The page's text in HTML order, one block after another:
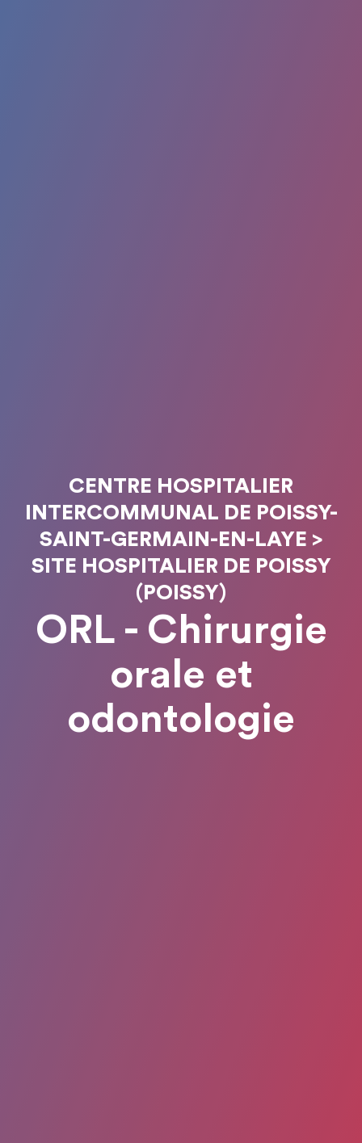
CENTRE HOSPITALIER
INTERCOMMUNAL DE POISSY-
SAINT-GERMAIN-EN-LAYE >
SITE HOSPITALIER DE POISSY
(POISSY)
ORL - Chirurgie
orale et
odontologie